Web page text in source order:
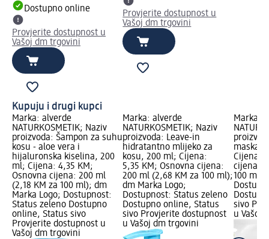
Dostupno online
Provjerite dostupnost u
Vašoj dm trgovini
Provjerite dostupnost u
Vašoj dm trgovini
Kupuju i drugi kupci
Marka: alverde
NATURKOSMETIK; Naziv
proizvoda: Šampon za suhu
kosu - aloe vera i
hijaluronska kiselina, 200
ml; Cijena: 4,35 KM;
Osnovna cijena: 200 ml
(2,18 KM za 100 ml); dm
Marka Logo; Dostupnost:
Status zeleno Dostupno
online, Status sivo
Provjerite dostupnost u
Vašoj dm trgovini
Marka: alverde
NATURKOSMETIK; Naziv
proizvoda: Leave-in
hidratantno mlijeko za
kosu, 200 ml; Cijena:
5,35 KM; Osnovna cijena:
200 ml (2,68 KM za 100 ml);
dm Marka Logo;
Dostupnost: Status zeleno
Dostupno online, Status
sivo Provjerite dostupnost
u Vašoj dm trgovini
Marka:
maska
Cijena:
cijena:
100 ml);
sivo
u Vašoj